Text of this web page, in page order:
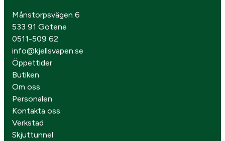
Månstorpsvägen 6
533 91 Götene
0511-509 62
info@kjellsvapen.se
Öppettider
Butiken
Om oss
Personalen
Kontakta oss
Verkstad
Skjuttunnel